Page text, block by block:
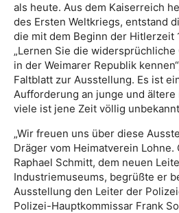
als heute. Aus dem Kaiserreich
des Ersten Weltkriegs, entstand
die mit dem Beginn der Hitlerzeit
„Lernen Sie die
in der Weimarer Republik
Faltblatt zur Ausstellung. Es ist
Aufforderung an junge und
viele ist jene Zeit völlig
„Wir freuen uns über diese
Dräger vom Heimatverein Lohne.
Raphael Schmitt, dem neuen
Industriemuseums, begrüßte er
Ausstellung den Leiter der
Polizei-Hauptkommissar Frank